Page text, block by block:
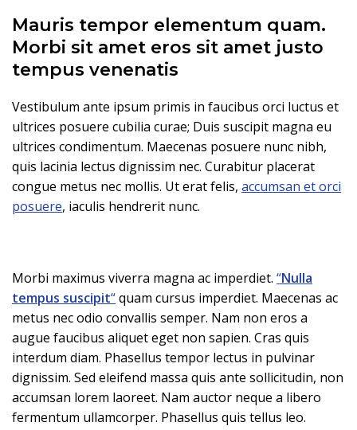
Mauris tempor elementum quam.
Morbi sit amet eros sit amet justo
tempus venenatis
Vestibulum ante ipsum primis in faucibus orci luctus et
ultrices posuere cubilia curae; Duis suscipit magna eu
ultrices condimentum. Maecenas posuere nunc nibh,
quis lacinia lectus dignissim nec. Curabitur placerat
congue metus nec mollis. Ut erat felis, accumsan et orci
posuere, iaculis hendrerit nunc.
Morbi maximus viverra magna ac imperdiet. “Nulla
tempus suscipit“quam cursus imperdiet. Maecenas ac
metus nec odio convallis semper. Nam non eros a
augue faucibus aliquet eget non sapien. Cras quis
interdum diam. Phasellus tempor lectus in pulvinar
dignissim. Sed eleifend massa quis ante sollicitudin, non
accumsan lorem laoreet. Nam auctor neque a libero
fermentum ullamcorper. Phasellus quis tellus leo.